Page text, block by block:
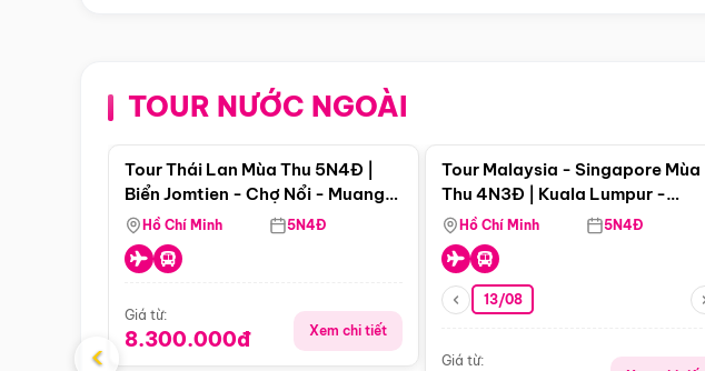
TOUR NƯỚC NGOÀI
Điểm nổi bật
Tour Thái Lan Mùa Thu 5N4Đ |
Biển Jomtien - Chợ Nổi - Muang
Boran - Suanthai (Bay Vietnam
Airlines)
Hồ Chí Minh 5N4Đ
Giá từ:
8.300.000đ Xem chi tiết
Tour Malaysia - Singapore Mùa
Thu 4N3Đ | Kuala Lumpur -
Malacca - Johor Baru -
Singapore
Hồ Chí Minh 5N4Đ
13/08
Giá từ:
‹